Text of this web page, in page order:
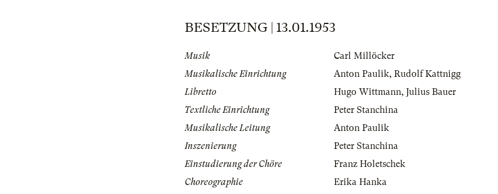
BESETZUNG | 13.01.1953
Musik
Carl Millöcker
Musikalische Einrichtung
Anton Paulik, Rudolf Kattnigg
Libretto
Hugo Wittmann, Julius Bauer
Textliche Einrichtung
Peter Stanchina
Musikalische Leitung
Anton Paulik
Inszenierung
Peter Stanchina
Einstudierung der Chöre
Franz Holetschek
Choreographie
Erika Hanka